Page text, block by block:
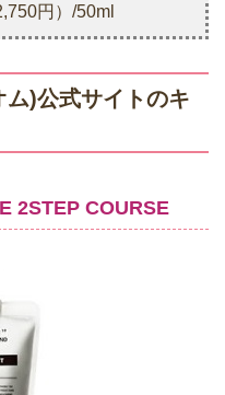
円）/50ml
)公式サイトのキ
2STEP COURSE